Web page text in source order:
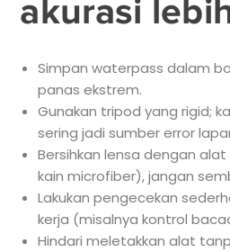
akurasi
Simpan waterpass dalam
panas ekstrem.
Gunakan tripod yang rigid;
sering jadi sumber error
Bersihkan lensa dengan
kain microfiber), jangan
Lakukan pengecekan
kerja (misalnya kontrol
Hindari meletakkan alat